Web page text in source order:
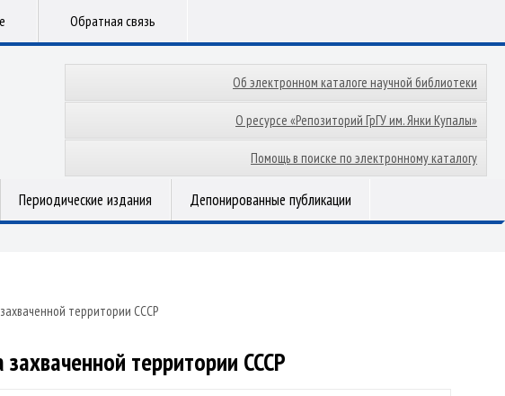
Обратная связь
Об электронном каталоге научной библиотеки
О ресурсе «Репозиторий ГрГУ им. Янки Купалы»
Помощь в поиске по электронному каталогу
Периодические издания Депонированные публикации
территории СССР
территории СССР